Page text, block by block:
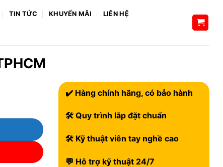
TIN TỨC KHUYẾN MÃI
LIÊN HỆ
✔️ Hàng chính hãng, có bảo hành
🛠 Quy trình lắp đặt chuẩn
🛠 Kỹ thuật viên tay nghề cao
💬 Hỗ trợ kỹ thuật 24/7